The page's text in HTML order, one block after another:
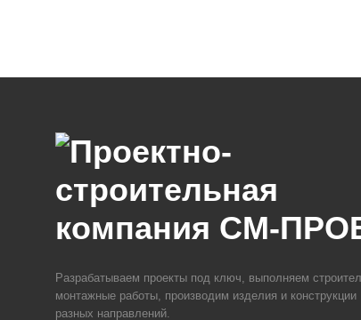
Разрабатываем проекты под ключ, выполняем
монтажные работы, производим изделия и конструкции
разных направлений.